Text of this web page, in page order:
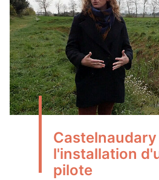
l'installation
pilote